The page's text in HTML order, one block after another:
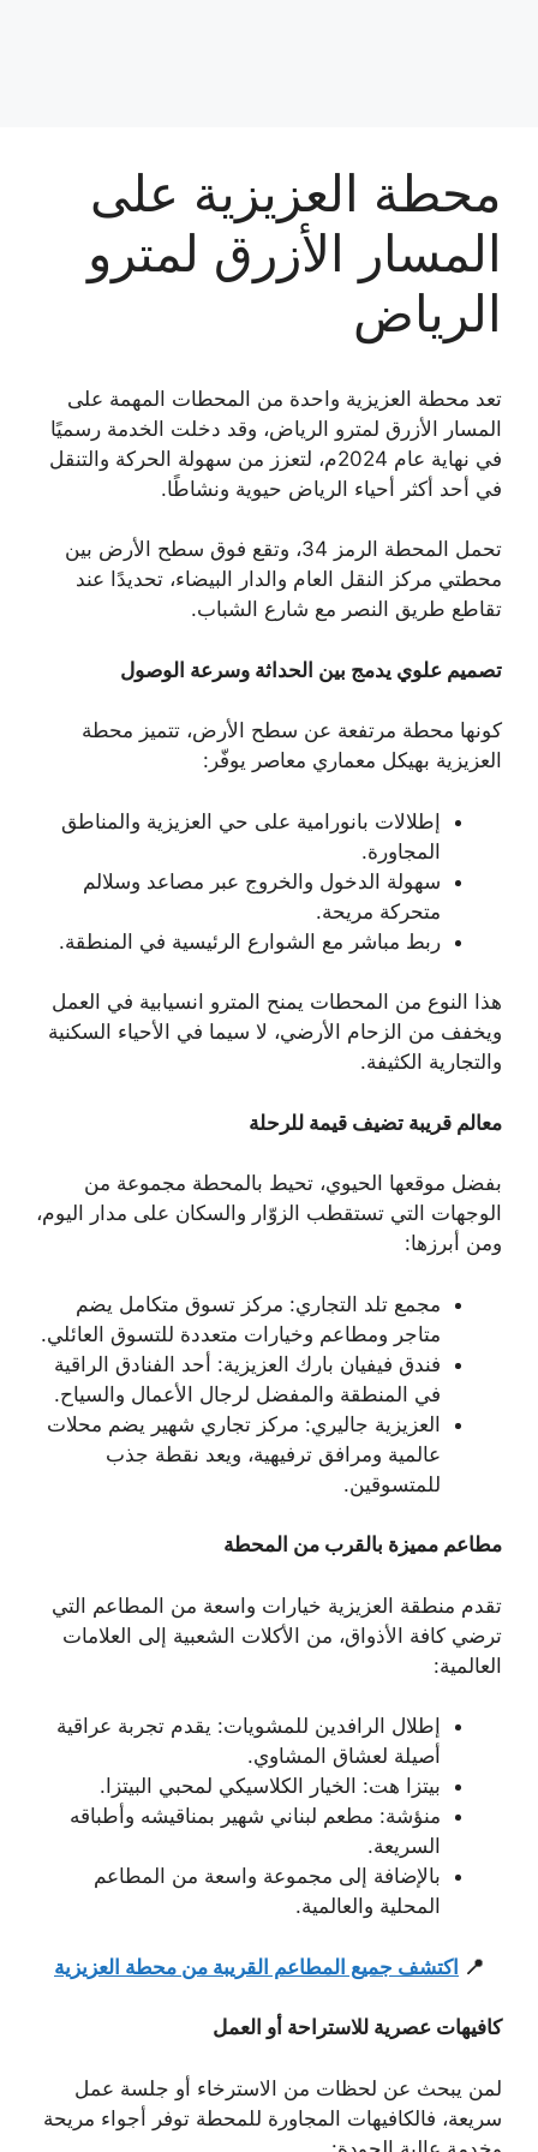
محطة العزيزية على
المسار الأزرق لمترو
الرياض
تعد محطة العزيزية واحدة من المحطات المهمة على
المسار الأزرق لمترو الرياض، وقد دخلت الخدمة رسميًا
في نهاية عام 2024م، لتعزز من سهولة الحركة والتنقل
في أحد أكثر أحياء الرياض حيوية ونشاطًا.
تحمل المحطة الرمز 34، وتقع فوق سطح الأرض بين
محطتي مركز النقل العام والدار البيضاء، تحديدًا عند
تقاطع طريق النصر مع شارع الشباب.
تصميم علوي يدمج بين الحداثة وسرعة الوصول
كونها محطة مرتفعة عن سطح الأرض، تتميز محطة
العزيزية بهيكل معماري معاصر يوفّر:
إطلالات بانورامية على حي العزيزية والمناطق
المجاورة.
سهولة الدخول والخروج عبر مصاعد وسلالم
متحركة مريحة.
ربط مباشر مع الشوارع الرئيسية في المنطقة.
هذا النوع من المحطات يمنح المترو انسيابية في العمل
ويخفف من الزحام الأرضي، لا سيما في الأحياء السكنية
والتجارية الكثيفة.
معالم قريبة تضيف قيمة للرحلة
بفضل موقعها الحيوي، تحيط بالمحطة مجموعة من
الوجهات التي تستقطب الزوّار والسكان على مدار اليوم،
ومن أبرزها:
مجمع تلد التجاري: مركز تسوق متكامل يضم
متاجر ومطاعم وخيارات متعددة للتسوق العائلي.
فندق فيفيان بارك العزيزية: أحد الفنادق الراقية
في المنطقة والمفضل لرجال الأعمال والسياح.
العزيزية جاليري: مركز تجاري شهير يضم محلات
عالمية ومرافق ترفيهية، ويعد نقطة جذب
للمتسوقين.
مطاعم مميزة بالقرب من المحطة
تقدم منطقة العزيزية خيارات واسعة من المطاعم التي
ترضي كافة الأذواق، من الأكلات الشعبية إلى العلامات
العالمية:
إطلال الرافدين للمشويات: يقدم تجربة عراقية
أصيلة لعشاق المشاوي.
بيتزا هت: الخيار الكلاسيكي لمحبي البيتزا.
منؤشة: مطعم لبناني شهير بمناقيشه وأطباقه
السريعة.
بالإضافة إلى مجموعة واسعة من المطاعم
المحلية والعالمية.
📍 اكتشف جميع المطاعم القريبة من محطة العزيزية
كافيهات عصرية للاستراحة أو العمل
لمن يبحث عن لحظات من الاسترخاء أو جلسة عمل
سريعة، فالكافيهات المجاورة للمحطة توفر أجواء مريحة